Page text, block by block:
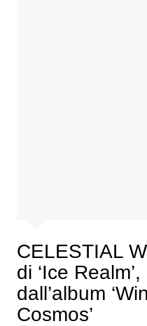
CELESTIAL
di ‘Ice
dall’album
Cosmos’